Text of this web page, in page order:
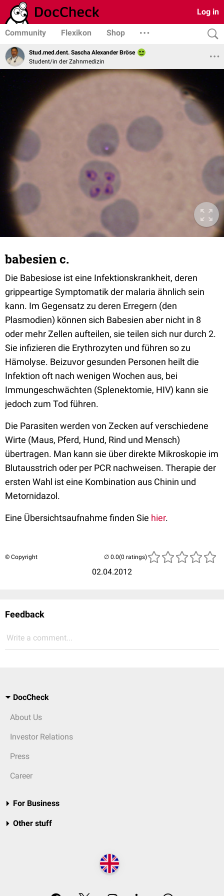
Log in
Community Flexikon Shop
Stud.med.dent. Sascha Alexander Bröse
Student/in der Zahnmedizin
babesien c.
Die Babesiose ist eine Infektionskrankheit, deren
grippeartige Symptomatik der malaria ähnlich sein
kann. Im Gegensatz zu deren Erregern (den
Plasmodien) können sich Babesien aber nicht in 8
oder mehr Zellen aufteilen, sie teilen sich nur durch 2.
Sie infizieren die Erythrozyten und führen so zu
Hämolyse. Beizuvor gesunden Personen heilt die
Infektion oft nach wenigen Wochen aus, bei
Immungeschwächten (Splenektomie, HIV) kann sie
jedoch zum Tod führen.
Die Parasiten werden von Zecken auf verschiedene
Wirte (Maus, Pferd, Hund, Rind und Mensch)
übertragen. Man kann sie über direkte Mikroskopie im
Blutausstrich oder per PCR nachweisen. Therapie der
ersten Wahl ist eine Kombination aus Chinin und
Metornidazol.
Eine Übersichtsaufnahme finden Sie hier.
© Copyright
02.04.2012
(0 ratings)
Feedback
Write a comment...
DocCheck
About Us
Investor Relations
Press
Career
For Business
Other stuff